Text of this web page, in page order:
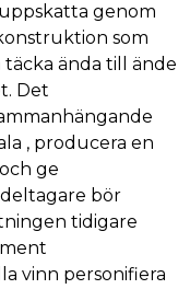
genom
som
ända till ände
Det
, producera en
ge
bör
tidigare
vinn personifiera